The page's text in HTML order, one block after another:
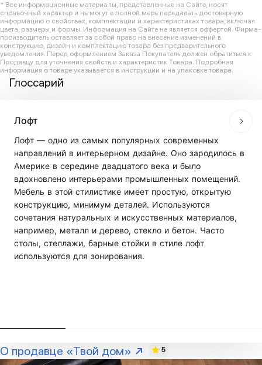
* Все информационные материалы, представленные на Сайте, носят
справочный характер и не могут в полной мере передавать достоверную
информацию о свойствах, комплектации и характеристиках товара, включая
цвета, размеры и формы. Информация на Сайте не является оффертой. Фирма-
производитель оставляет за собой право на внесение изменений в
конструкцию, дизайн и комплектацию товара без предварительного
уведомления. Перед оформлением Заказа Покупатель должен обратиться к
Продавцу для уточнения свойств и характеристик Товара. Подробная
информация о товаре указывается в инструкции и на упаковке товара.
Глоссарий
Лофт
Лофт — одно из самых популярных современных
направлений в интерьерном дизайне. Оно зародилось в
Америке в середине двадцатого века и было
вдохновлено интерьерами промышленных помещений.
Мебель в этой стилистике имеет простую, открытую
конструкцию, минимум деталей. Используются
сочетания натуральных и искусственных материалов,
например, металл и дерево, стекло и бетон. Часто
столы, стеллажи, барные стойки в стиле лофт
используются для зонирования.
О продавце «Твой дом» 5